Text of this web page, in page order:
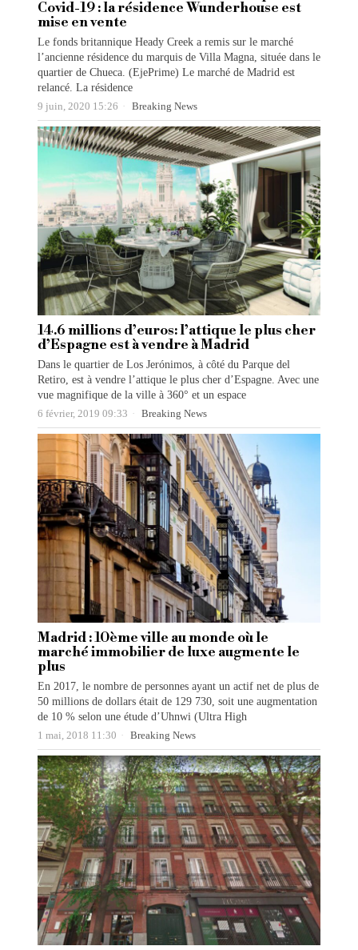
Covid-19 : la résidence Wunderhouse est
mise en vente
Le fonds britannique Heady Creek a remis sur le marché
l’ancienne résidence du marquis de Villa Magna, située dans le
quartier de Chueca. (EjePrime) Le marché de Madrid est
relancé. La résidence
9 juin, 2020 15:26 Breaking News
14.6 millions d’euros: l’attique le plus cher
d’Espagne est à vendre à Madrid
Dans le quartier de Los Jerónimos, à côté du Parque del
Retiro, est à vendre l’attique le plus cher d’Espagne. Avec une
vue magnifique de la ville à 360° et un espace
6 février, 2019 09:33 Breaking News
Madrid : 10ème ville au monde où le
marché immobilier de luxe augmente le
plus
En 2017, le nombre de personnes ayant un actif net de plus de
50 millions de dollars était de 129 730, soit une augmentation
de 10 % selon une étude d’Uhnwi (Ultra High
1 mai, 2018 11:30 Breaking News